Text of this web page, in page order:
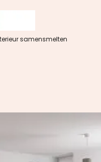
samensmelten